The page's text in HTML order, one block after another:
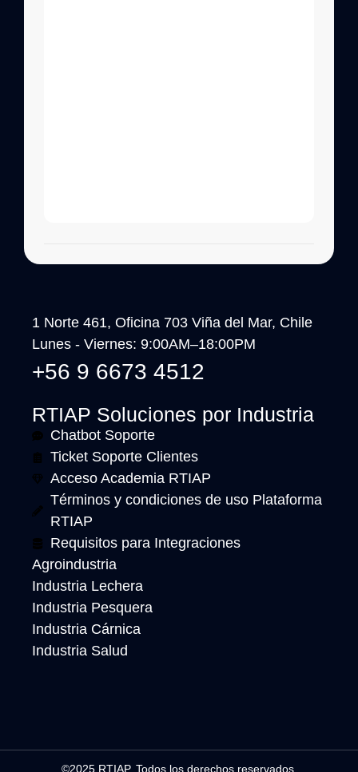
1 Norte 461, Oficina 703 Viña del Mar, Chile
Lunes - Viernes: 9:00AM–18:00PM
+56 9 6673 4512
RTIAP Soluciones por Industria
Chatbot Soporte
Ticket Soporte Clientes
Acceso Academia RTIAP
Términos y condiciones de uso Plataforma
RTIAP
Requisitos para Integraciones
Agroindustria
Industria Lechera
Industria Pesquera
Industria Cárnica
Industria Salud
©2025 RTIAP. Todos los derechos reservados.